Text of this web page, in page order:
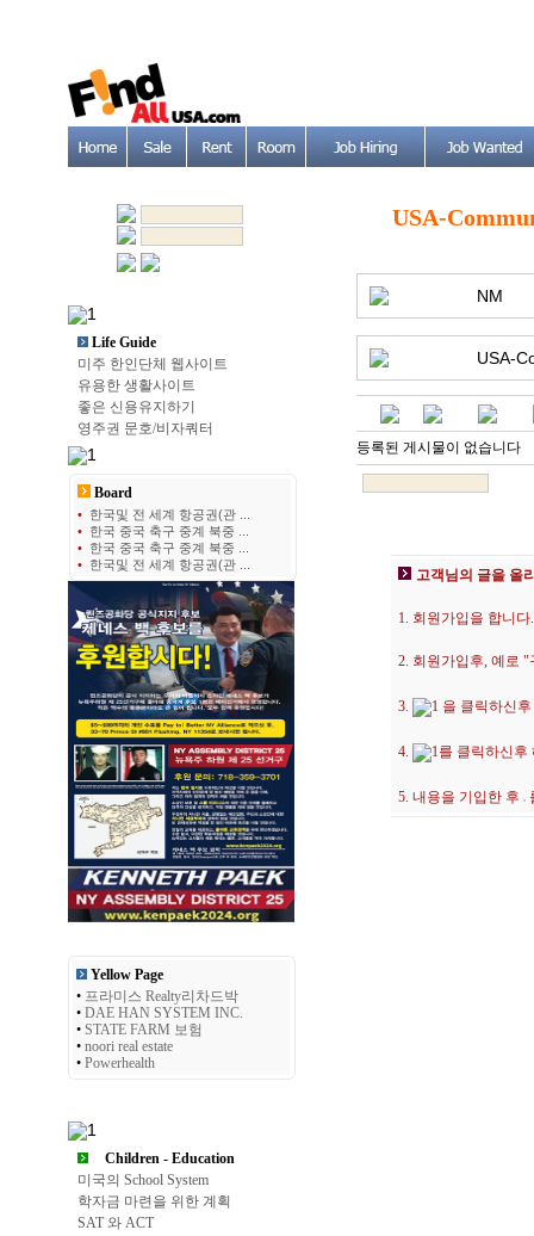
Life Guide
미주 한인단체 웹사이트
유용한 생활사이트
좋은 신용유지하기
영주권 문호/비자쿼터
Board
• 한국및 전 세계 항공권(관 ...
• 한국 중국 축구 중계 북중 ...
• 한국 중국 축구 중계 북중 ...
• 한국및 전 세계 항공권(관 ...
Yellow Page
• 프라미스 Realty리차드박
• DAE HAN SYSTEM INC.
• STATE FARM 보험
• noori real estate
• Powerhealth
Children - Education
미국의 School System
학자금 마련을 위한 계획
SAT 와 ACT
USA-
NM
USA-
등록된 게시물이 없습니다
고객님의 글을 올
1. 회원가입을 합니다.
2. 회원가입후, 예로
3. 을 클릭하신
4. 를 클릭하신후
5. 내용을 기입한 후